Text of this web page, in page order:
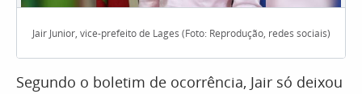
Jair Junior, vice-prefeito de Lages (Foto: Reprodução, redes sociais)
Segundo o boletim de ocorrência, Jair só deixou